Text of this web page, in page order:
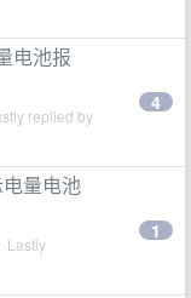
电池报
replied by
4
量电池
Lastly
1